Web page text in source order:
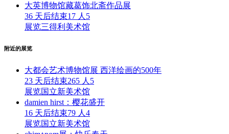
大英博物馆藏葛饰北斋作品展
36 天后结束17 人 5
展览三得利美术馆
附近的展览
大都会艺术博物馆展 西洋绘画的500年
23 天后结束265 人 5
展览国立新美术馆
damien hirst：樱花盛开
16 天后结束79 人 4
展览国立新美术馆